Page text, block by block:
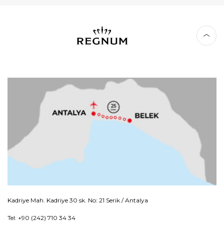
Kadriye Mah. Kadriye 30 sk. No: 21 Serik / Antalya
Tel: +90 (242) 710 34 34